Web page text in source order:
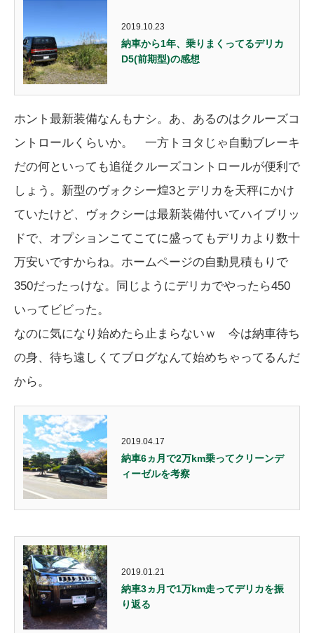
2019.10.23
納車から1年、乗りまくってるデリカ
D5(前期型)の感想
ホント最新装備なんもナシ。あ、あるのはクルーズコ
ントロールくらいか。 一方トヨタじゃ自動ブレーキ
だの何といっても追従クルーズコントロールが便利で
しょう。新型のヴォクシー煌3とデリカを天秤にかけ
ていたけど、ヴォクシーは最新装備付いてハイブリッ
ドで、オプションこてこてに盛ってもデリカより数十
万安いですからね。ホームページの自動見積もりで
350だったっけな。同じようにデリカでやったら450
いってビビった。
なのに気になり始めたら止まらないｗ 今は納車待ち
の身、待ち遠しくてブログなんて始めちゃってるんだ
から。
2019.04.17
納車6ヵ月で2万km乗ってクリーンデ
ィーゼルを考察
2019.01.21
納車3ヵ月で1万km走ってデリカを振
り返る